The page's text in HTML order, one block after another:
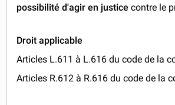
possibilité d'agir en justicecontre le
Droit applicable
Articles L.611 à L.616 du code de la
Articles R.612 à R.616 du code de la